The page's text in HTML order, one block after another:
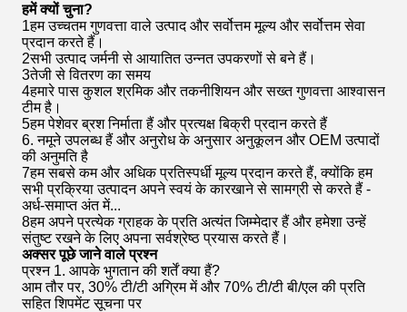
हमें क्यों चुना?
1हम उच्चतम गुणवत्ता वाले उत्पाद और सर्वोत्तम मूल्य और सर्वोत्तम सेवा
प्रदान करते हैं।
2सभी उत्पाद जर्मनी से आयातित उन्नत उपकरणों से बने हैं।
3तेजी से वितरण का समय
4हमारे पास कुशल श्रमिक और तकनीशियन और सख्त गुणवत्ता आश्वासन
टीम है।
5हम पेशेवर ब्रश निर्माता हैं और प्रत्यक्ष बिक्री प्रदान करते हैं
6. नमूने उपलब्ध हैं और अनुरोध के अनुसार अनुकूलन और OEM उत्पादों
की अनुमति है
7हम सबसे कम और अधिक प्रतिस्पर्धी मूल्य प्रदान करते हैं, क्योंकि हम
सभी प्रक्रिया उत्पादन अपने स्वयं के कारखाने से सामग्री से करते हैं -
अर्ध-समाप्त अंत में...
8हम अपने प्रत्येक ग्राहक के प्रति अत्यंत जिम्मेदार हैं और हमेशा उन्हें
संतुष्ट रखने के लिए अपना सर्वश्रेष्ठ प्रयास करते हैं।
अक्सर पूछे जाने वाले प्रश्न
प्रश्न 1. आपके भुगतान की शर्तें क्या हैं?
आम तौर पर, 30% टी/टी अग्रिम में और 70% टी/टी बी/एल की प्रति
सहित शिपमेंट सूचना पर